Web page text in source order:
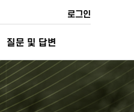
질문 및 답변
로그인